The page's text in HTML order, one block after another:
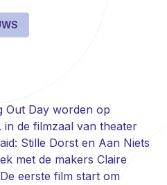
Out Day worden op
in de filmzaal van theater
Stille Dorst en Aan Niets
met de makers Claire
eerste film start om